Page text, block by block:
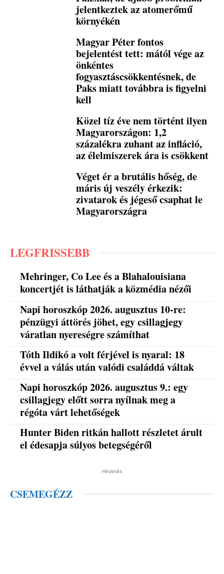
jelentkeztek az atomerőmű
környékén
Magyar Péter fontos
bejelentést tett: mától vége az
önkéntes
fogyasztáscsökkentésnek, de
Paks miatt továbbra is figyelni
kell
Közel tíz éve nem történt ilyen
Magyarországon: 1,2
százalékra zuhant az infláció,
az élelmiszerek ára is csökkent
Véget ér a brutális hőség, de
máris új veszély érkezik:
zivatarok és jégeső csaphat le
Magyarországra
LEGFRISSEBB
Mehringer, Co Lee és a Blahalouisiana
koncertjét is láthatják a közmédia nézői
Napi horoszkóp 2026. augusztus 10-re:
pénzügyi áttörés jöhet, egy csillagjegy
váratlan nyereségre számíthat
Tóth Ildikó a volt férjével is nyaral: 18
évvel a válás után valódi családdá váltak
Napi horoszkóp 2026. augusztus 9.: egy
csillagjegy előtt sorra nyílnak meg a
régóta várt lehetőségek
Hunter Biden ritkán hallott részletet árult
el édesapja súlyos betegségéről
Hirdetés
CSEMEGÉZZ